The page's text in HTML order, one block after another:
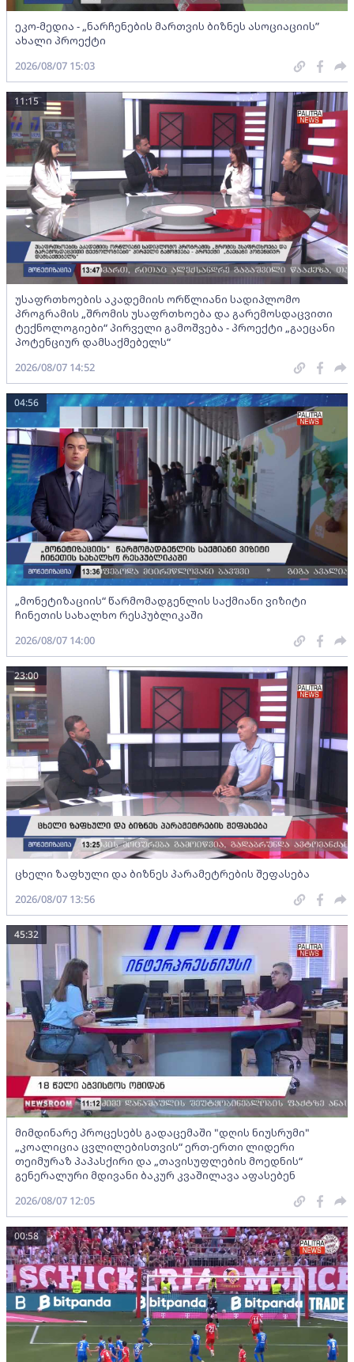
ეკო-მედია - „ნარჩენების მართვის ბიზნეს ასოციაციის”
ახალი პროექტი
2026/08/07 15:03
უსაფრთხოების აკადემიის ორწლიანი სადიპლომო
პროგრამის „შრომის უსაფრთხოება და გარემოსდაცვითი
ტექნოლოგიები“ პირველი გამოშვება - პროექტი „გაეცანი
პოტენციურ დამსაქმებელს“
11:15
2026/08/07 14:52
„მონეტიზაციის“ წარმომადგენლის საქმიანი ვიზიტი
ჩინეთის სახალხო რესპუბლიკაში
04:56
2026/08/07 14:00
ცხელი ზაფხული და ბიზნეს პარამეტრების შეფასება
23:00
2026/08/07 13:56
მიმდინარე პროცესებს გადაცემაში "დღის ნიუსრუმი"
„კოალიცია ცვლილებისთვის“ ერთ-ერთი ლიდერი
თეიმურაზ პაპასქირი და „თავისუფლების მოედნის“
გენერალური მდივანი ბაკურ კვაშილავა აფასებენ
45:32
2026/08/07 12:05
00:58